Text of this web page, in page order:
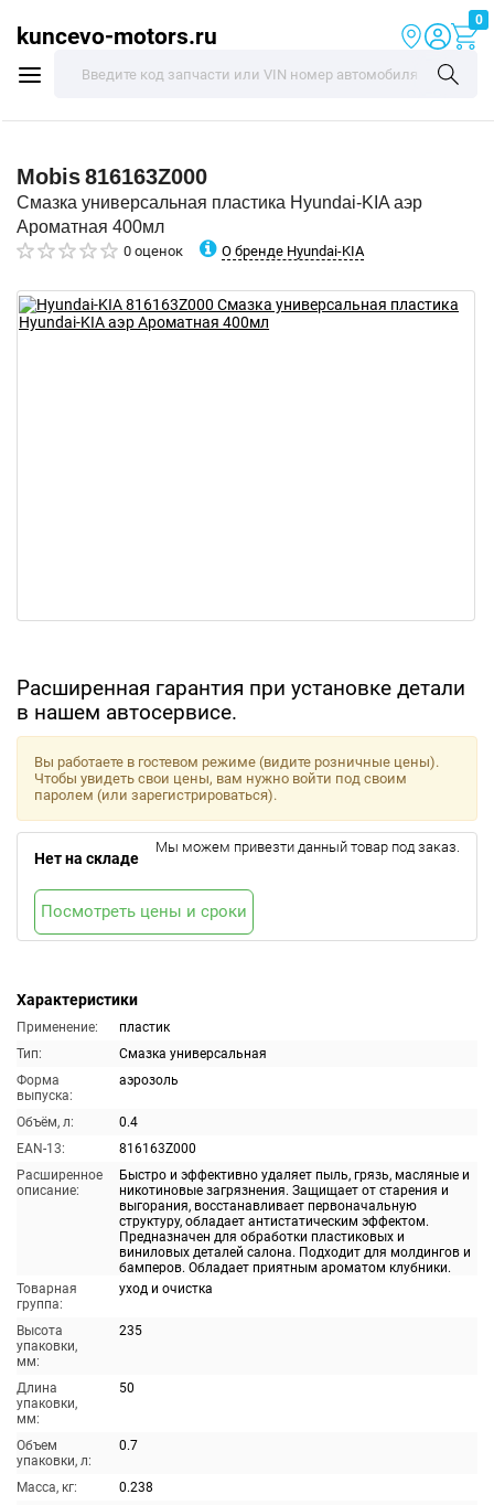
kuncevo-motors.ru
0
Mobis816163Z000
Смазка универсальная пластика Hyundai-KIA аэр
Ароматная 400мл
0 оценок О бренде Hyundai-KIA
Расширенная гарантия при установке детали
в нашем автосервисе.
Характеристики
Применение:
пластик
Тип:
Смазка универсальная
Форма
выпуска:
аэрозоль
Объём, л:
0.4
EAN-13:
816163Z000
Расширенное
описание:
Быстро и эффективно удаляет пыль, грязь, масляные и
никотиновые загрязнения. Защищает от старения и
выгорания, восстанавливает первоначальную
структуру, обладает антистатическим эффектом.
Предназначен для обработки пластиковых и
виниловых деталей салона. Подходит для молдингов и
бамперов. Обладает приятным ароматом клубники.
Товарная
группа:
уход и очистка
Высота
упаковки,
мм:
235
Длина
упаковки,
мм:
50
Объем
упаковки, л:
0.7
Масса, кг:
0.238
Вы работаете в гостевом режиме (видите розничные цены).
Чтобы увидеть свои цены, вам нужно войти под своим
паролем (или зарегистрироваться).
Нет на складе
Мы можем привезти данный товар под заказ.
Посмотреть цены и сроки